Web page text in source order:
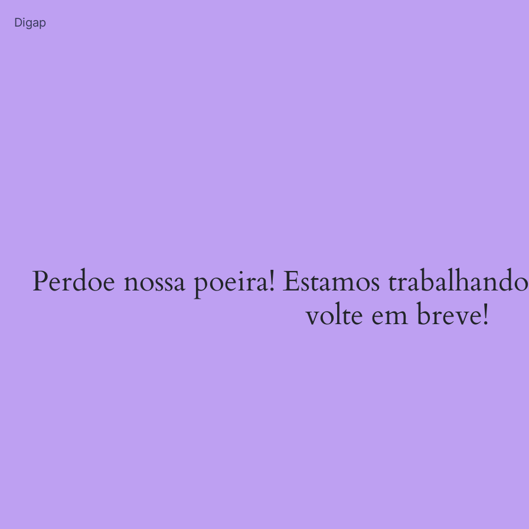
Digap
Perdoe nossa poeira! Estamos
volte em breve!